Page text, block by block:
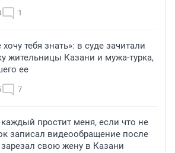
1
хочу тебя знать»: в суде зачитали
жительницы Казани и мужа-турка,
ее
7
каждый простит меня, если что не
записал видеообращение после
зарезал свою жену в Казани